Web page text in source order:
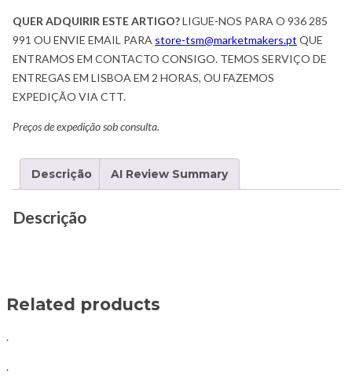
QUER ADQUIRIR ESTE ARTIGO?LIGUE-NOS PARA O 936 285
991 OU ENVIE EMAIL PARA store-tsm@marketmakers.pt QUE
ENTRAMOS EM CONTACTO CONSIGO. TEMOS SERVIÇO DE
ENTREGAS EM LISBOA EM 2 HORAS, OU FAZEMOS
EXPEDIÇÃO VIA CTT.
Preços de expedição sob consulta.
Descrição AI Review Summary
Descrição
Related products
.
.